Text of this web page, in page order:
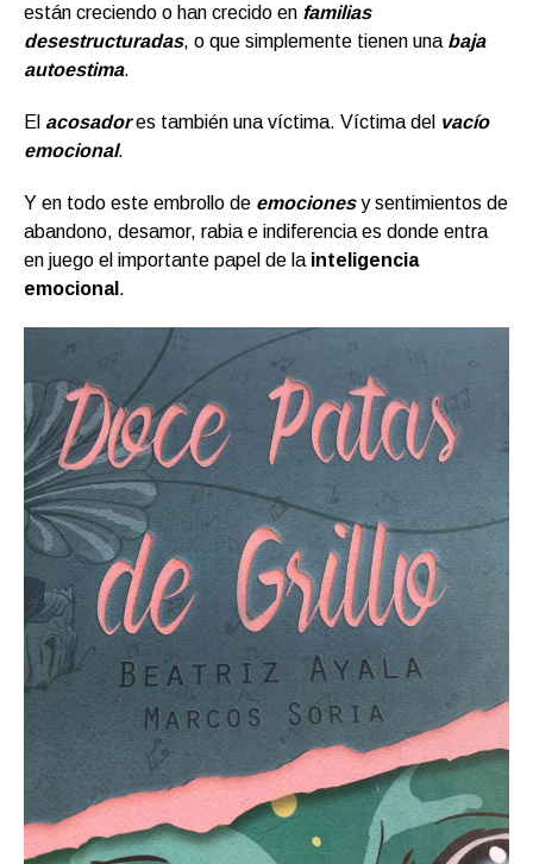
están creciendo o han crecido en familias
desestructuradas, o que simplemente tienen una baja
autoestima.
El acosadores también una víctima. Víctima del vacío
emocional.
Y en todo este embrollo de emociones y sentimientos de
abandono, desamor, rabia e indiferencia es donde entra
en juego el importante papel de la inteligencia
emocional .